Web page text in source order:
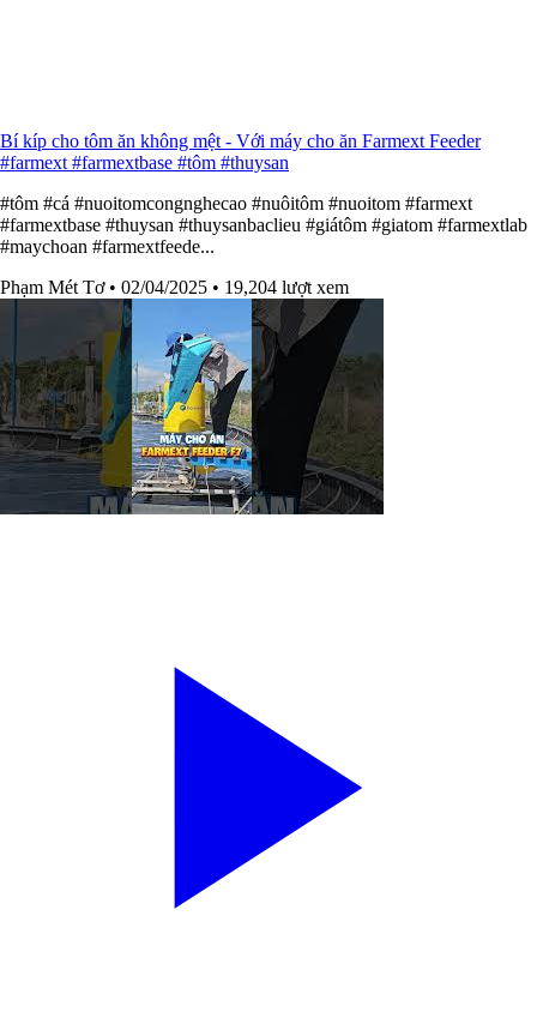
Bí kíp cho tôm ăn không mệt - Với máy cho ăn Farmext Feeder
#farmext #farmextbase #tôm #thuysan
#tôm #cá #nuoitomcongnghecao #nuôitôm #nuoitom #farmext
#farmextbase #thuysan #thuysanbaclieu #giátôm #giatom #farmextlab
#maychoan #farmextfeede...
Phạm Mét Tơ • 02/04/2025 • 19,204 lượt xem